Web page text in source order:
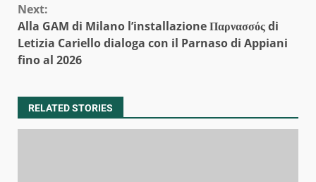
Next:
Alla GAM di Milano l’installazione Παρνασσός di
Letizia Cariello dialoga con il Parnaso di Appiani
fino al 2026
RELATED STORIES